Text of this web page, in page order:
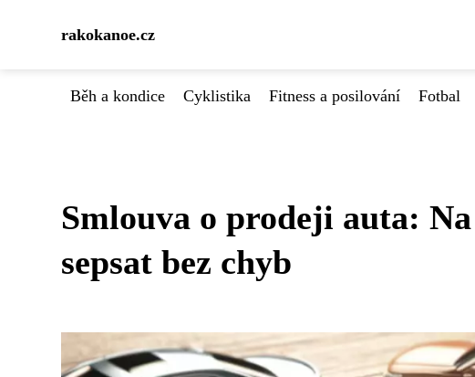
rakokanoe.cz
Běh a kondice Cyklistika Fitness a posilování Fotbal
Smlouva o prodeji auta:
sepsat bez chyb